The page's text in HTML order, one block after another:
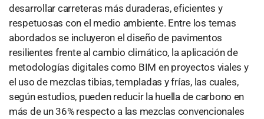
desarrollar carreteras más duraderas, eficientes y
respetuosas con el medio ambiente. Entre los temas
abordados se incluyeron el diseño de pavimentos
resilientes frente al cambio climático, la aplicación de
metodologías digitales como BIM en proyectos viales y
el uso de mezclas tibias, templadas y frías, las cuales,
según estudios, pueden reducir la huella de carbono en
más de un 36% respecto a las mezclas convencionales